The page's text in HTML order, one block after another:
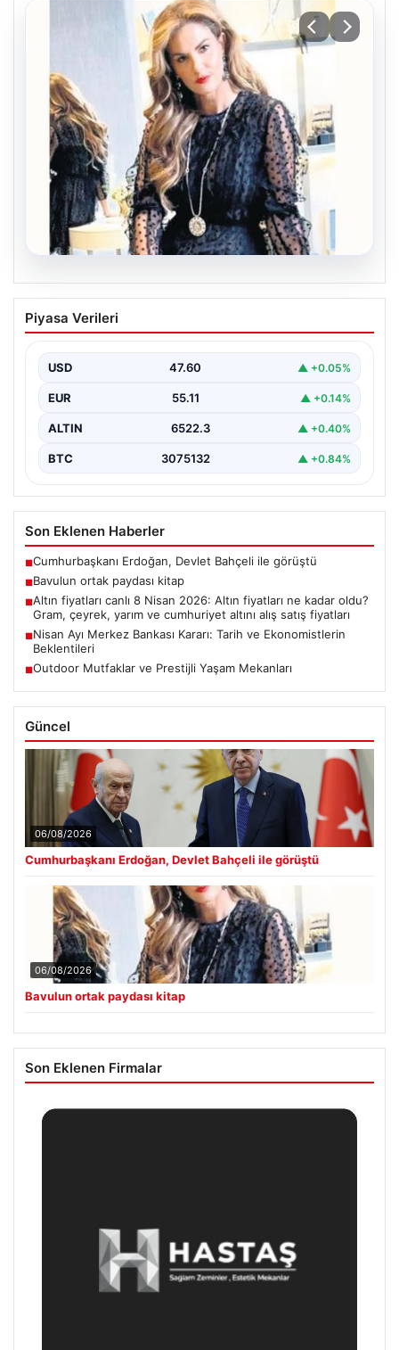
06.08.2026
Bavulun ortak paydası kitap
Çocukluğundan bu yana aynı anda birkaç kitap
Piyasa Verileri
USD 47.60 ▲ +0.05%
EUR 55.11 ▲ +0.14%
ALTIN 6522.3 ▲ +0.40%
BTC 3075132 ▲ +0.84%
Son Eklenen Haberler
■Cumhurbaşkanı Erdoğan, Devlet Bahçeli ile görüştü
■Bavulun ortak paydası kitap
■Altın fiyatları canlı 8 Nisan 2026: Altın fiyatları ne kadar oldu?
Gram, çeyrek, yarım ve cumhuriyet altını alış satış fiyatları
■Nisan Ayı Merkez Bankası Kararı: Tarih ve Ekonomistlerin
Beklentileri
■Outdoor Mutfaklar ve Prestijli Yaşam Mekanları
Güncel
06/08/2026
Cumhurbaşkanı Erdoğan, Devlet Bahçeli ile görüştü
06/08/2026
Bavulun ortak paydası kitap
Son Eklenen Firmalar